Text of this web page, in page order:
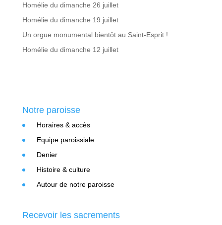
Homélie du dimanche 26 juillet
Homélie du dimanche 19 juillet
Un orgue monumental bientôt au Saint-Esprit !
Homélie du dimanche 12 juillet
Notre paroisse
Horaires & accès
Equipe paroissiale
Denier
Histoire & culture
Autour de notre paroisse
Recevoir les sacrements